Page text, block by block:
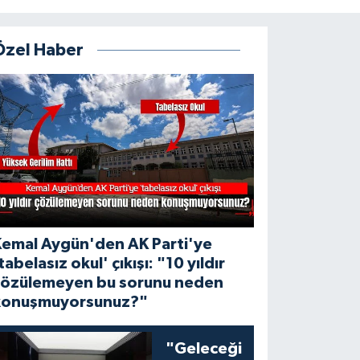
Haber
Aygün'den AK Parti'ye
okul' çıkışı: "10 yıldır
bu sorunu neden
"Geleceği